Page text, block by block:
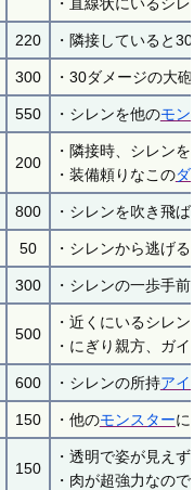
220 ・隣接していると
300 ・30ダメージの大
550 ・シレンを他のモン
200
・隣接時、シレン
・装備頼りなこのダ
800 ・シレンを吹き飛
50 ・シレンから逃げ
300 ・シレンの一歩手
500
・近くにいるシレ
・にぎり親方、ガ
600 ・シレンの所持アイ
150 ・他のモンスター
150
・透明で姿が見え
・肉が超強力なの